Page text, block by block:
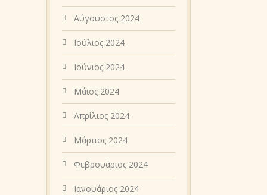
Αύγουστος 2024
Ιούλιος 2024
Ιούνιος 2024
Μάιος 2024
Απρίλιος 2024
Μάρτιος 2024
Φεβρουάριος 2024
Ιανουάριος 2024